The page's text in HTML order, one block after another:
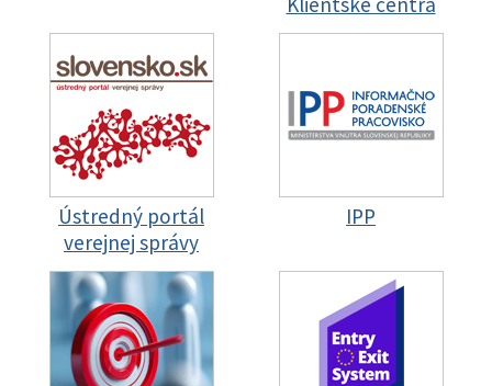
Ústredný portál
verejnej správy
IPP